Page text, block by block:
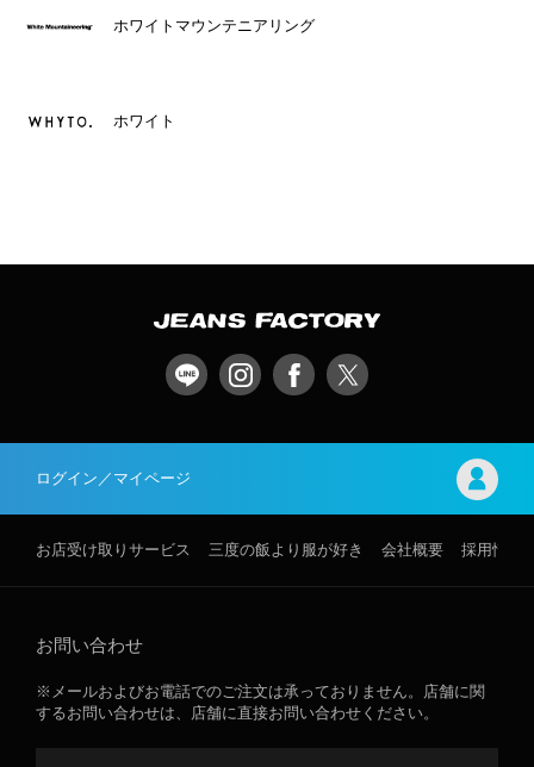
ホワイトマウンテニアリング
ホワイト
ログイン／マイページ
お店受け取りサービス 三度の飯より服が好き 会社概要 採用情報
お問い合わせ
※メールおよびお電話でのご注文は承っておりません。店舗に関
するお問い合わせは、店舗に直接お問い合わせください。